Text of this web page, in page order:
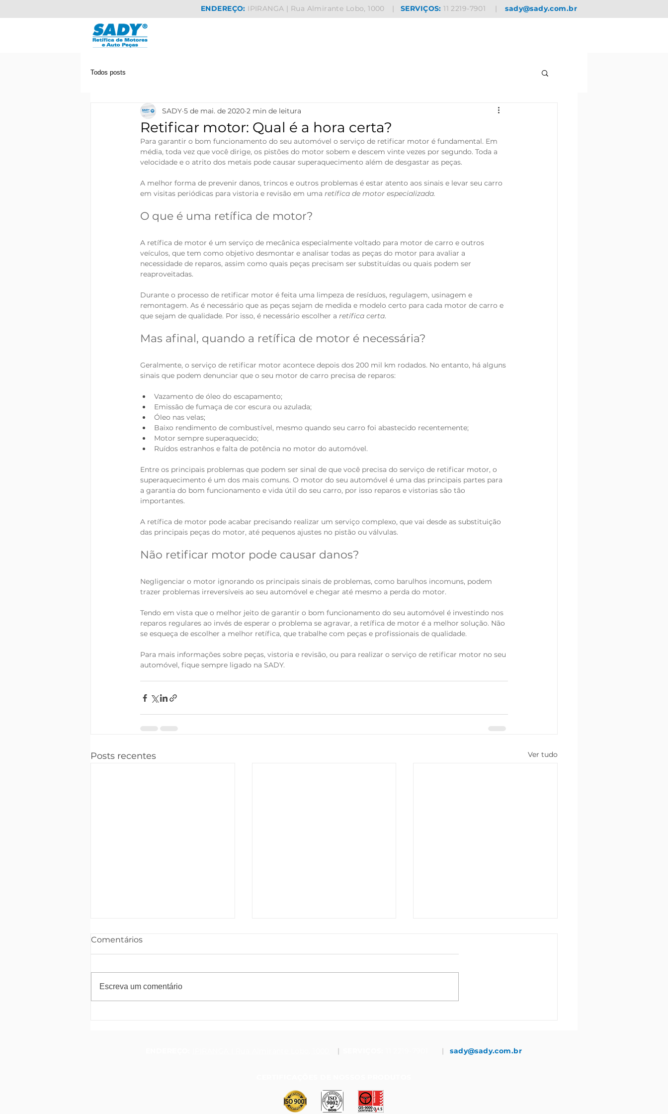
ENDEREÇO: IPIRANGA | Rua Almirante Lobo, 1000 | SERVIÇOS: 11 2219-7901 | sady@sady.com.br
Todos posts
Retificar motor: Qual é a hora certa?
SADY 5 de mai. de 2020 2 min de leitura
Para garantir o bom funcionamento do seu automóvel o serviço de retificar motor é fundamental. Em
média, toda vez que você dirige, os pistões do motor sobem e descem vinte vezes por segundo. Toda a
velocidade e o atrito dos metais pode causar superaquecimento além de desgastar as peças.
A melhor forma de prevenir danos, trincos e outros problemas é estar atento aos sinais e levar seu carro
em visitas periódicas para vistoria e revisão em uma retífica de motor especializada.
O que é uma retífica de motor?
A retífica de motor é um serviço de mecânica especialmente voltado para motor de carro e outros
veículos, que tem como objetivo desmontar e analisar todas as peças do motor para avaliar a
necessidade de reparos, assim como quais peças precisam ser substituídas ou quais podem ser
reaproveitadas.
Durante o processo de retificar motor é feita uma limpeza de resíduos, regulagem, usinagem e
remontagem. As é necessário que as peças sejam de medida e modelo certo para cada motor de carro e
que sejam de qualidade. Por isso, é necessário escolher a retífica certa.
Mas afinal, quando a retífica de motor é necessária?
Geralmente, o serviço de retificar motor acontece depois dos 200 mil km rodados. No entanto, há alguns
sinais que podem denunciar que o seu motor de carro precisa de reparos:
Vazamento de óleo do escapamento;
Emissão de fumaça de cor escura ou azulada;
Óleo nas velas;
Baixo rendimento de combustível, mesmo quando seu carro foi abastecido recentemente;
Motor sempre superaquecido;
Ruídos estranhos e falta de potência no motor do automóvel.
Entre os principais problemas que podem ser sinal de que você precisa do serviço de retificar motor, o
superaquecimento é um dos mais comuns. O motor do seu automóvel é uma das principais partes para
a garantia do bom funcionamento e vida útil do seu carro, por isso reparos e vistorias são tão
importantes.
A retífica de motor pode acabar precisando realizar um serviço complexo, que vai desde as substituição
das principais peças do motor, até pequenos ajustes no pistão ou válvulas.
Não retificar motor pode causar danos?
Negligenciar o motor ignorando os principais sinais de problemas, como barulhos incomuns, podem
trazer problemas irreversíveis ao seu automóvel e chegar até mesmo a perda do motor.
Tendo em vista que o melhor jeito de garantir o bom funcionamento do seu automóvel é investindo nos
reparos regulares ao invés de esperar o problema se agravar, a retífica de motor é a melhor solução. Não
se esqueça de escolher a melhor retífica, que trabalhe com peças e profissionais de qualidade.
Para mais informações sobre peças, vistoria e revisão, ou para realizar o serviço de retificar motor no seu
automóvel, fique sempre ligado na SADY.
Posts recentes Ver tudo
Comentários
Escreva um comentário
| | sady@sady.com.br